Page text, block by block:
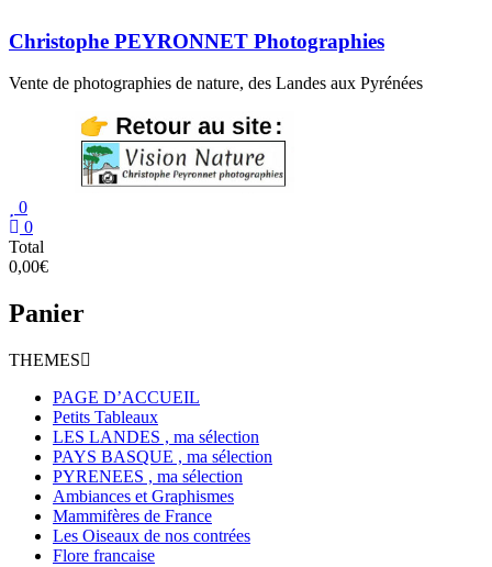
au
contenu
Christophe PEYRONNET Photographies
Vente de photographies de nature, des Landes aux Pyrénées
0
0
Total
0,00€
Panier
THEMES
PAGE D’ACCUEIL
Petits Tableaux
LES LANDES , ma sélection
PAYS BASQUE , ma sélection
PYRENEES , ma sélection
Ambiances et Graphismes
Mammifères de France
Les Oiseaux de nos contrées
Flore francaise